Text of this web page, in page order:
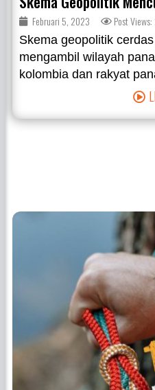
Februari 5, 2023 Post
Skema geopolitik
mengambil wilayah
kolombia dan rakyat